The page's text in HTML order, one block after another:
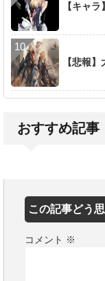
【キャ
【悲報
おすすめ記事
この記事どう
コメント ※